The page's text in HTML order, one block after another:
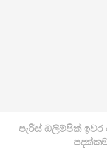
පැරිස් ඔලිම්පික් ඉවර